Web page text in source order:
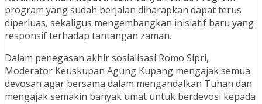
program yang sudah berjalan diharapkan dapat terus
diperluas, sekaligus mengembangkan inisiatif baru yang
responsif terhadap tantangan zaman.
Dalam penegasan akhir sosialisasi Romo Sipri,
Moderator Keuskupan Agung Kupang mengajak semua
devosan agar bersama dalam mengandalkan Tuhan dan
mengajak semakin banyak umat untuk berdevosi kepada